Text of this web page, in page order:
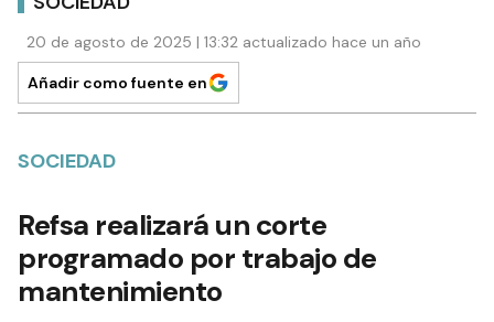
20 de agosto de 2025 | 13:32 actualizado hace un año
Añadir como fuente en
SOCIEDAD
Refsa realizará un corte
programado por trabajo de
mantenimiento